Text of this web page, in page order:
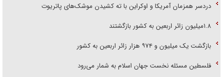
دردسر همزمان آمریکا و اوکراین با ته کشیدن موشک‌های پاتریوت
۱.۸میلیون زائر اربعین به کشور بازگشتند
بازگشت یک میلیون و ۹۷۴ هزار زائر اربعین به کشور
فلسطین مسئله نخست جهان اسلام به شمار می‌رود